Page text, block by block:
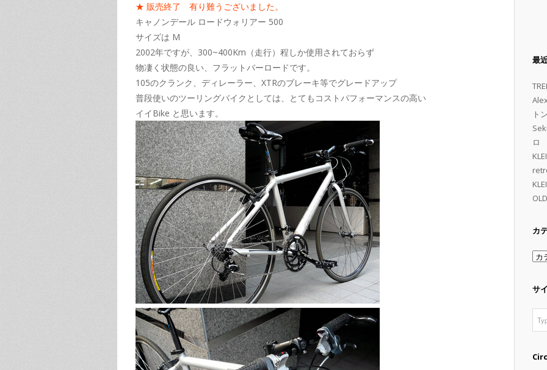
★ 販売終了 有り難うございました。
キャノンデール ロードウォリアー 500
サイズは M
2002年ですが、300~400Km（走行）程しか使用されておらず
物凄く状態の良い、フラットバーロードです。
105のクランク、ディレーラー、XTRのブレーキ等でグレードアップ
普段使いのツーリングバイクとしては、とてもコストパフォーマンスの高い
イイBike と思います。
最
ト
ロ
カ
カ
ゴ
ー
サ